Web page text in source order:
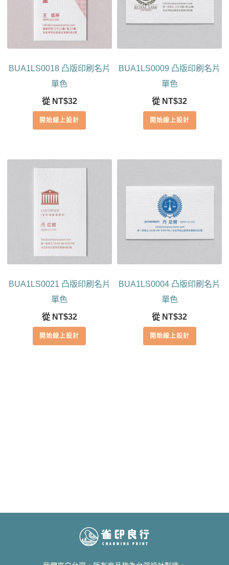
BUA1LS0018 凸版印刷名片
單色
從 NT$32
開始線上設計
BUA1LS0009 凸版印刷名片
單色
從 NT$32
開始線上設計
BUA1LS0021 凸版印刷名片
單色
從 NT$32
開始線上設計
BUA1LS0004 凸版印刷名片
單色
從 NT$32
開始線上設計